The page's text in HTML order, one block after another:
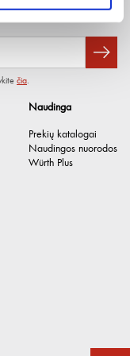
didesnio pločio)
Naudinga
Prekių katalogai
Naudingos nuorodos
Würth Plus
čia.